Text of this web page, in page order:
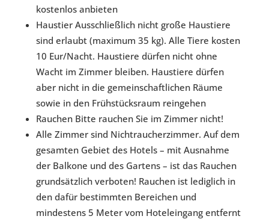
kostenlos anbieten
Haustier Ausschließlich nicht große Haustiere
sind erlaubt (maximum 35 kg). Alle Tiere kosten
10 Eur/Nacht. Haustiere dürfen nicht ohne
Wacht im Zimmer bleiben. Haustiere dürfen
aber nicht in die gemeinschaftlichen Räume
sowie in den Frühstücksraum reingehen
Rauchen Bitte rauchen Sie im Zimmer nicht!
Alle Zimmer sind Nichtraucherzimmer. Auf dem
gesamten Gebiet des Hotels – mit Ausnahme
der Balkone und des Gartens – ist das Rauchen
grundsätzlich verboten! Rauchen ist lediglich in
den dafür bestimmten Bereichen und
mindestens 5 Meter vom Hoteleingang entfernt